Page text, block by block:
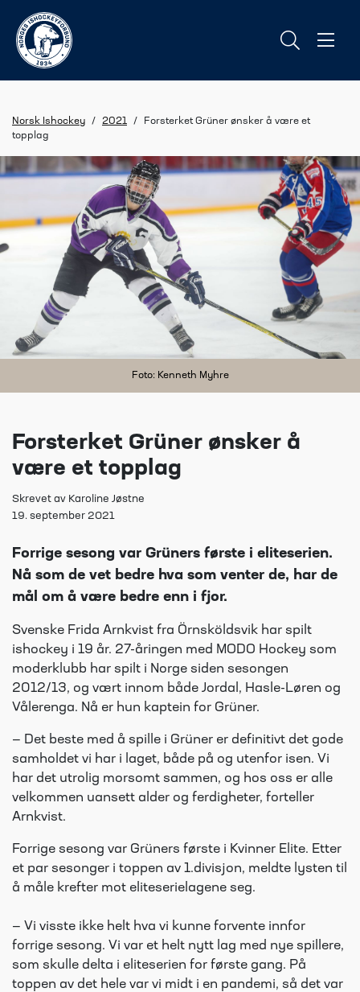
Norsk Ishockey / 2021 /
Forsterket Grüner ønsker å være et
topplag
Foto: Kenneth Myhre
Forsterket Grüner ønsker å
være et topplag
Skrevet av Karoline Jøstne
19. september 2021
Forrige sesong var Grüners første i eliteserien.
Nå som de vet bedre hva som venter de, har de
mål om å være bedre enn i fjor.
Svenske Frida Arnkvist fra Örnsköldsvik har spilt
ishockey i 19 år. 27-åringen med MODO Hockey som
moderklubb har spilt i Norge siden sesongen
2012/13, og vært innom både Jordal, Hasle-Løren og
Vålerenga. Nå er hun kaptein for Grüner.
— Det beste med å spille i Grüner er definitivt det gode
samholdet vi har i laget, både på og utenfor isen. Vi
har det utrolig morsomt sammen, og hos oss er alle
velkommen uansett alder og ferdigheter, forteller
Arnkvist.
Forrige sesong var Grüners første i Kvinner Elite. Etter
et par sesonger i toppen av 1.divisjon, meldte lysten til
å måle krefter mot eliteserielagene seg.
— Vi visste ikke helt hva vi kunne forvente innfor
forrige sesong. Vi var et helt nytt lag med nye spillere,
som skulle delta i eliteserien for første gang. På
toppen av det hele var vi midt i en pandemi, så det var